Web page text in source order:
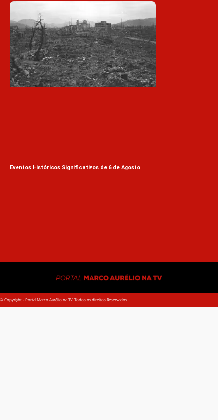
Eventos Históricos Significativos de 6 de Agosto
© Copyright - Portal Marco Aurélio na TV. Todos os direitos Reservados